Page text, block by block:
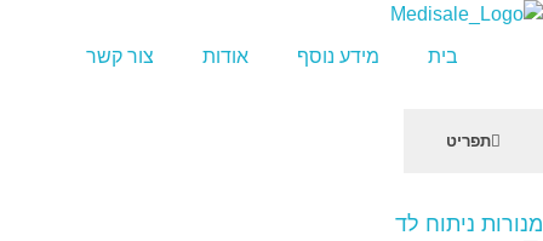
לֵב:
בית מידע נוסף אודות צור קשר
תפריט
מנורות ניתוח לד